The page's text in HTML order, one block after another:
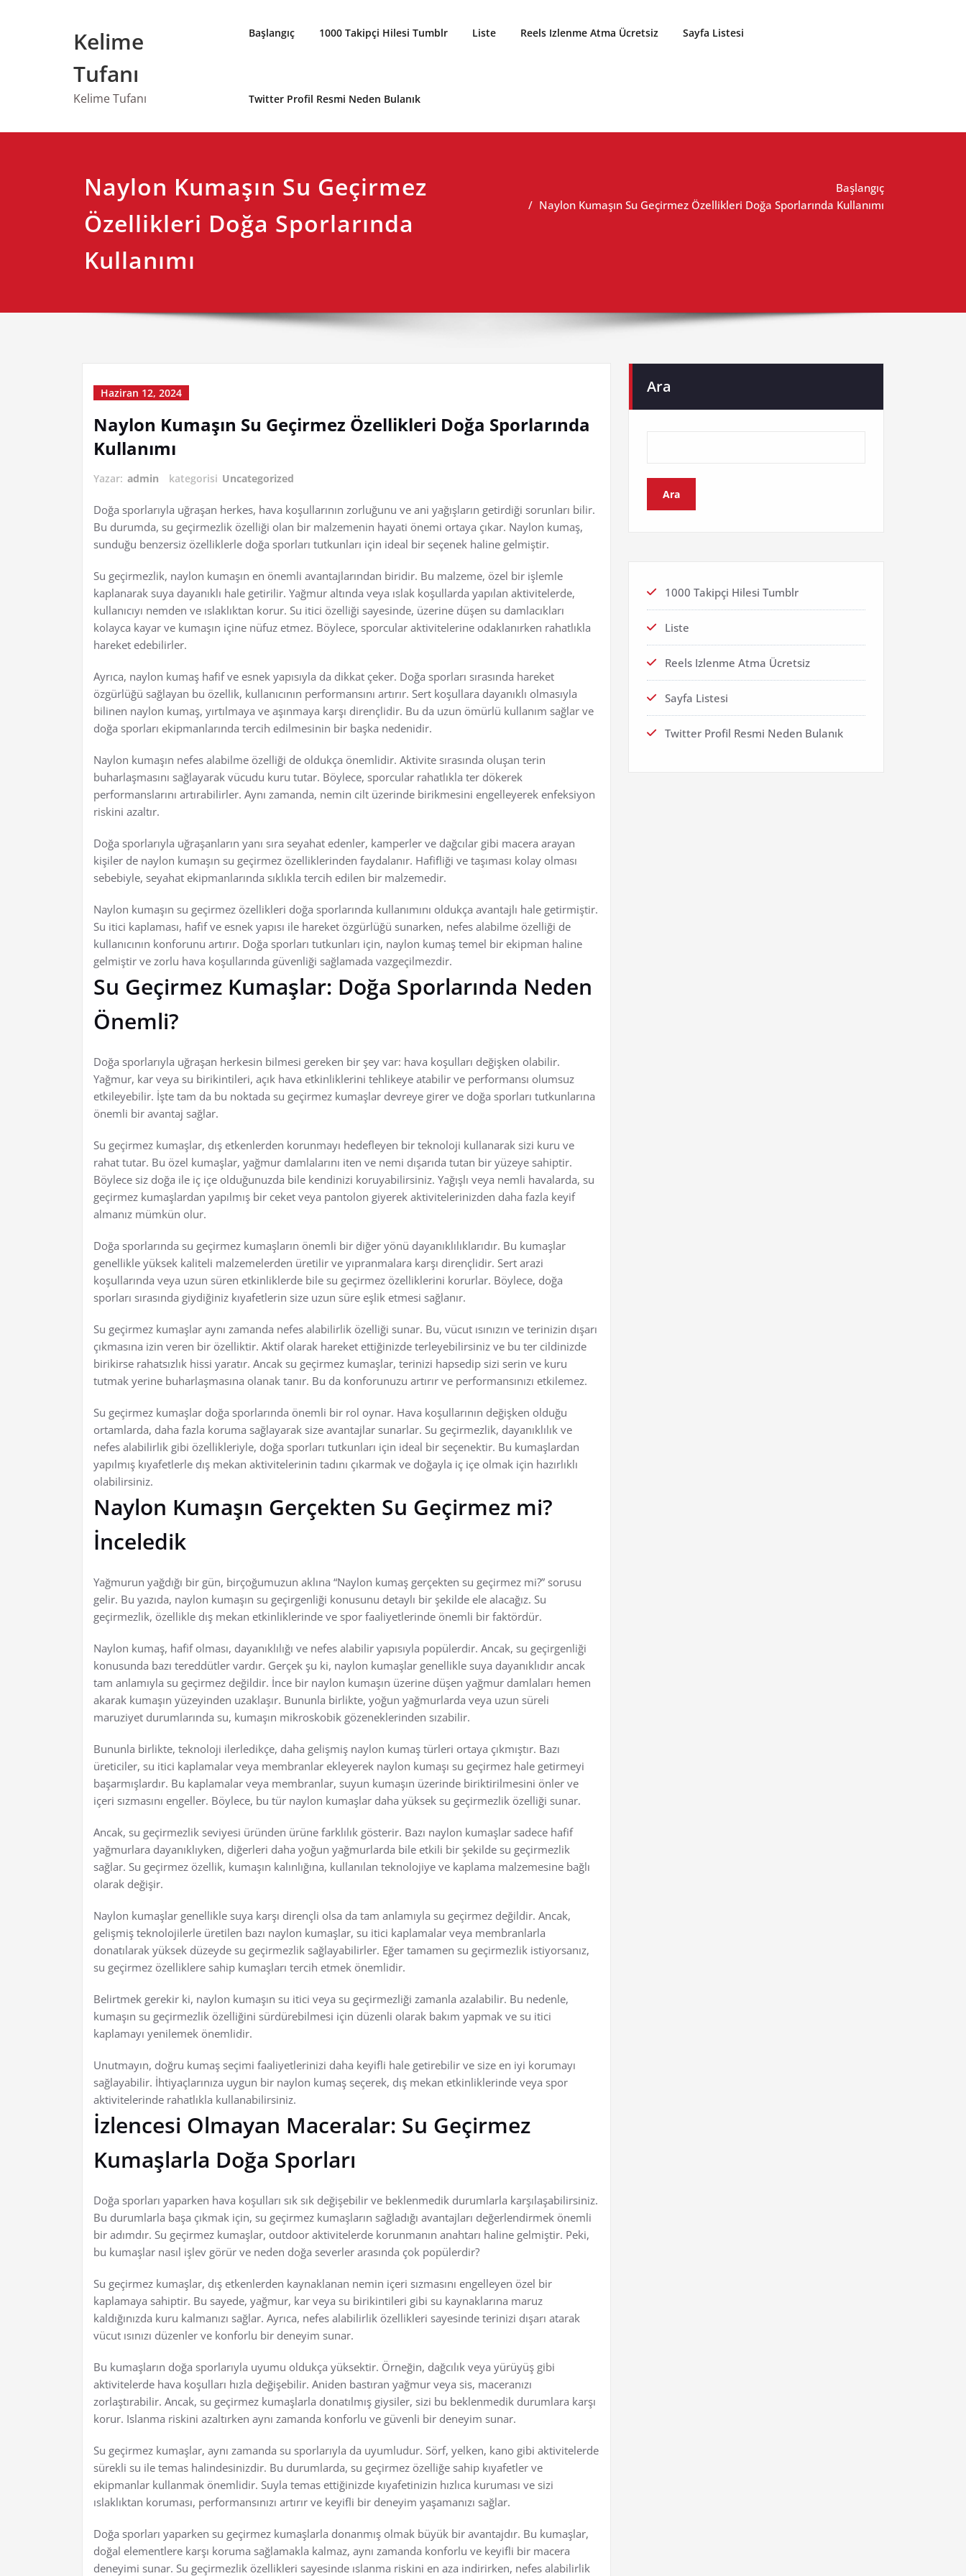
Kelime
Tufanı
Kelime Tufanı
Başlangıç 1000 Takipçi Hilesi Tumblr Liste Reels Izlenme Atma Ücretsiz Sayfa Listesi
Twitter Profil Resmi Neden Bulanık
Naylon Kumaşın Su Geçirmez
Özellikleri Doğa Sporlarında
Kullanımı
Başlangıç
Naylon Kumaşın Su Geçirmez Özellikleri Doğa Sporlarında Kullanımı
Haziran 12, 2024
Naylon Kumaşın Su Geçirmez Özellikleri Doğa Sporlarında
Kullanımı
Yazar: admin kategorisi Uncategorized
Doğa sporlarıyla uğraşan herkes, hava koşullarının zorluğunu ve ani yağışların getirdiği sorunları bilir.
Bu durumda, su geçirmezlik özelliği olan bir malzemenin hayati önemi ortaya çıkar. Naylon kumaş,
sunduğu benzersiz özelliklerle doğa sporları tutkunları için ideal bir seçenek haline gelmiştir.
Su geçirmezlik, naylon kumaşın en önemli avantajlarından biridir. Bu malzeme, özel bir işlemle
kaplanarak suya dayanıklı hale getirilir. Yağmur altında veya ıslak koşullarda yapılan aktivitelerde,
kullanıcıyı nemden ve ıslaklıktan korur. Su itici özelliği sayesinde, üzerine düşen su damlacıkları
kolayca kayar ve kumaşın içine nüfuz etmez. Böylece, sporcular aktivitelerine odaklanırken rahatlıkla
hareket edebilirler.
Ayrıca, naylon kumaş hafif ve esnek yapısıyla da dikkat çeker. Doğa sporları sırasında hareket
özgürlüğü sağlayan bu özellik, kullanıcının performansını artırır. Sert koşullara dayanıklı olmasıyla
bilinen naylon kumaş, yırtılmaya ve aşınmaya karşı dirençlidir. Bu da uzun ömürlü kullanım sağlar ve
doğa sporları ekipmanlarında tercih edilmesinin bir başka nedenidir.
Naylon kumaşın nefes alabilme özelliği de oldukça önemlidir. Aktivite sırasında oluşan terin
buharlaşmasını sağlayarak vücudu kuru tutar. Böylece, sporcular rahatlıkla ter dökerek
performanslarını artırabilirler. Aynı zamanda, nemin cilt üzerinde birikmesini engelleyerek enfeksiyon
riskini azaltır.
Doğa sporlarıyla uğraşanların yanı sıra seyahat edenler, kamperler ve dağcılar gibi macera arayan
kişiler de naylon kumaşın su geçirmez özelliklerinden faydalanır. Hafifliği ve taşıması kolay olması
sebebiyle, seyahat ekipmanlarında sıklıkla tercih edilen bir malzemedir.
Naylon kumaşın su geçirmez özellikleri doğa sporlarında kullanımını oldukça avantajlı hale getirmiştir.
Su itici kaplaması, hafif ve esnek yapısı ile hareket özgürlüğü sunarken, nefes alabilme özelliği de
kullanıcının konforunu artırır. Doğa sporları tutkunları için, naylon kumaş temel bir ekipman haline
gelmiştir ve zorlu hava koşullarında güvenliği sağlamada vazgeçilmezdir.
Su Geçirmez Kumaşlar: Doğa Sporlarında Neden
Önemli?
Doğa sporlarıyla uğraşan herkesin bilmesi gereken bir şey var: hava koşulları değişken olabilir.
Yağmur, kar veya su birikintileri, açık hava etkinliklerini tehlikeye atabilir ve performansı olumsuz
etkileyebilir. İşte tam da bu noktada su geçirmez kumaşlar devreye girer ve doğa sporları tutkunlarına
önemli bir avantaj sağlar.
Su geçirmez kumaşlar, dış etkenlerden korunmayı hedefleyen bir teknoloji kullanarak sizi kuru ve
rahat tutar. Bu özel kumaşlar, yağmur damlalarını iten ve nemi dışarıda tutan bir yüzeye sahiptir.
Böylece siz doğa ile iç içe olduğunuzda bile kendinizi koruyabilirsiniz. Yağışlı veya nemli havalarda, su
geçirmez kumaşlardan yapılmış bir ceket veya pantolon giyerek aktivitelerinizden daha fazla keyif
almanız mümkün olur.
Doğa sporlarında su geçirmez kumaşların önemli bir diğer yönü dayanıklılıklarıdır. Bu kumaşlar
genellikle yüksek kaliteli malzemelerden üretilir ve yıpranmalara karşı dirençlidir. Sert arazi
koşullarında veya uzun süren etkinliklerde bile su geçirmez özelliklerini korurlar. Böylece, doğa
sporları sırasında giydiğiniz kıyafetlerin size uzun süre eşlik etmesi sağlanır.
Su geçirmez kumaşlar aynı zamanda nefes alabilirlik özelliği sunar. Bu, vücut ısınızın ve terinizin dışarı
çıkmasına izin veren bir özelliktir. Aktif olarak hareket ettiğinizde terleyebilirsiniz ve bu ter cildinizde
birikirse rahatsızlık hissi yaratır. Ancak su geçirmez kumaşlar, terinizi hapsedip sizi serin ve kuru
tutmak yerine buharlaşmasına olanak tanır. Bu da konforunuzu artırır ve performansınızı etkilemez.
Su geçirmez kumaşlar doğa sporlarında önemli bir rol oynar. Hava koşullarının değişken olduğu
ortamlarda, daha fazla koruma sağlayarak size avantajlar sunarlar. Su geçirmezlik, dayanıklılık ve
nefes alabilirlik gibi özellikleriyle, doğa sporları tutkunları için ideal bir seçenektir. Bu kumaşlardan
yapılmış kıyafetlerle dış mekan aktivitelerinin tadını çıkarmak ve doğayla iç içe olmak için hazırlıklı
olabilirsiniz.
Naylon Kumaşın Gerçekten Su Geçirmez mi?
İnceledik
Yağmurun yağdığı bir gün, birçoğumuzun aklına “Naylon kumaş gerçekten su geçirmez mi?” sorusu
gelir. Bu yazıda, naylon kumaşın su geçirgenliği konusunu detaylı bir şekilde ele alacağız. Su
geçirmezlik, özellikle dış mekan etkinliklerinde ve spor faaliyetlerinde önemli bir faktördür.
Naylon kumaş, hafif olması, dayanıklılığı ve nefes alabilir yapısıyla popülerdir. Ancak, su geçirgenliği
konusunda bazı tereddütler vardır. Gerçek şu ki, naylon kumaşlar genellikle suya dayanıklıdır ancak
tam anlamıyla su geçirmez değildir. İnce bir naylon kumaşın üzerine düşen yağmur damlaları hemen
akarak kumaşın yüzeyinden uzaklaşır. Bununla birlikte, yoğun yağmurlarda veya uzun süreli
maruziyet durumlarında su, kumaşın mikroskobik gözeneklerinden sızabilir.
Bununla birlikte, teknoloji ilerledikçe, daha gelişmiş naylon kumaş türleri ortaya çıkmıştır. Bazı
üreticiler, su itici kaplamalar veya membranlar ekleyerek naylon kumaşı su geçirmez hale getirmeyi
başarmışlardır. Bu kaplamalar veya membranlar, suyun kumaşın üzerinde biriktirilmesini önler ve
içeri sızmasını engeller. Böylece, bu tür naylon kumaşlar daha yüksek su geçirmezlik özelliği sunar.
Ancak, su geçirmezlik seviyesi üründen ürüne farklılık gösterir. Bazı naylon kumaşlar sadece hafif
yağmurlara dayanıklıyken, diğerleri daha yoğun yağmurlarda bile etkili bir şekilde su geçirmezlik
sağlar. Su geçirmez özellik, kumaşın kalınlığına, kullanılan teknolojiye ve kaplama malzemesine bağlı
olarak değişir.
Naylon kumaşlar genellikle suya karşı dirençli olsa da tam anlamıyla su geçirmez değildir. Ancak,
gelişmiş teknolojilerle üretilen bazı naylon kumaşlar, su itici kaplamalar veya membranlarla
donatılarak yüksek düzeyde su geçirmezlik sağlayabilirler. Eğer tamamen su geçirmezlik istiyorsanız,
su geçirmez özelliklere sahip kumaşları tercih etmek önemlidir.
Belirtmek gerekir ki, naylon kumaşın su itici veya su geçirmezliği zamanla azalabilir. Bu nedenle,
kumaşın su geçirmezlik özelliğini sürdürebilmesi için düzenli olarak bakım yapmak ve su itici
kaplamayı yenilemek önemlidir.
Unutmayın, doğru kumaş seçimi faaliyetlerinizi daha keyifli hale getirebilir ve size en iyi korumayı
sağlayabilir. İhtiyaçlarınıza uygun bir naylon kumaş seçerek, dış mekan etkinliklerinde veya spor
aktivitelerinde rahatlıkla kullanabilirsiniz.
İzlencesi Olmayan Maceralar: Su Geçirmez
Kumaşlarla Doğa Sporları
Doğa sporları yaparken hava koşulları sık sık değişebilir ve beklenmedik durumlarla karşılaşabilirsiniz.
Bu durumlarla başa çıkmak için, su geçirmez kumaşların sağladığı avantajları değerlendirmek önemli
bir adımdır. Su geçirmez kumaşlar, outdoor aktivitelerde korunmanın anahtarı haline gelmiştir. Peki,
bu kumaşlar nasıl işlev görür ve neden doğa severler arasında çok popülerdir?
Su geçirmez kumaşlar, dış etkenlerden kaynaklanan nemin içeri sızmasını engelleyen özel bir
kaplamaya sahiptir. Bu sayede, yağmur, kar veya su birikintileri gibi su kaynaklarına maruz
kaldığınızda kuru kalmanızı sağlar. Ayrıca, nefes alabilirlik özellikleri sayesinde terinizi dışarı atarak
vücut ısınızı düzenler ve konforlu bir deneyim sunar.
Bu kumaşların doğa sporlarıyla uyumu oldukça yüksektir. Örneğin, dağcılık veya yürüyüş gibi
aktivitelerde hava koşulları hızla değişebilir. Aniden bastıran yağmur veya sis, maceranızı
zorlaştırabilir. Ancak, su geçirmez kumaşlarla donatılmış giysiler, sizi bu beklenmedik durumlara karşı
korur. Islanma riskini azaltırken aynı zamanda konforlu ve güvenli bir deneyim sunar.
Su geçirmez kumaşlar, aynı zamanda su sporlarıyla da uyumludur. Sörf, yelken, kano gibi aktivitelerde
sürekli su ile temas halindesinizdir. Bu durumlarda, su geçirmez özelliğe sahip kıyafetler ve
ekipmanlar kullanmak önemlidir. Suyla temas ettiğinizde kıyafetinizin hızlıca kuruması ve sizi
ıslaklıktan koruması, performansınızı artırır ve keyifli bir deneyim yaşamanızı sağlar.
Doğa sporları yaparken su geçirmez kumaşlarla donanmış olmak büyük bir avantajdır. Bu kumaşlar,
doğal elementlere karşı koruma sağlamakla kalmaz, aynı zamanda konforlu ve keyifli bir macera
deneyimi sunar. Su geçirmezlik özellikleri sayesinde ıslanma riskini en aza indirirken, nefes alabilirlik
Ara
Ara
1000 Takipçi Hilesi Tumblr
Liste
Reels Izlenme Atma Ücretsiz
Sayfa Listesi
Twitter Profil Resmi Neden Bulanık